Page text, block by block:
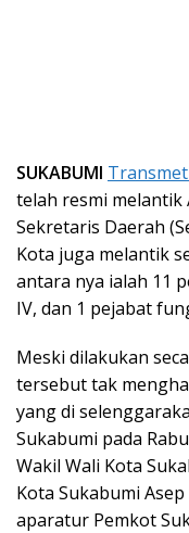
SUKABUMI
telah resmi melantik
Sekretaris Daerah
Kota juga melantik
antara nya ialah 11
IV, dan 1 pejabat
Meski dilakukan
tersebut tak
yang di
Sukabumi pada
Wakil Wali Kota
Kota Sukabumi
aparatur Pemkot